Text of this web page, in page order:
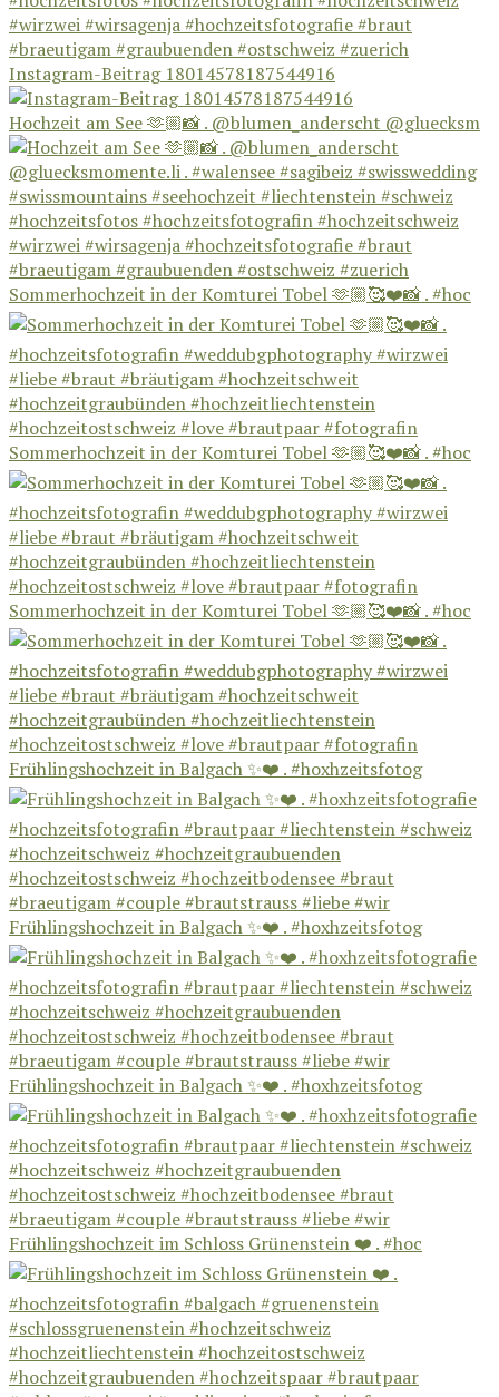
Instagram-Beitrag 18014578187544916
Hochzeit am See 🫶🏼📸 . @blumen_anderscht @gluecksm
Sommerhochzeit in der Komturei Tobel 🫶🏼🥰❤️📸 . #hoc
Sommerhochzeit in der Komturei Tobel 🫶🏼🥰❤️📸 . #hoc
Sommerhochzeit in der Komturei Tobel 🫶🏼🥰❤️📸 . #hoc
Frühlingshochzeit in Balgach ✨❤️ . #hoxhzeitsfotog
Frühlingshochzeit in Balgach ✨❤️ . #hoxhzeitsfotog
Frühlingshochzeit in Balgach ✨❤️ . #hoxhzeitsfotog
Frühlingshochzeit im Schloss Grünenstein ❤️ . #hoc